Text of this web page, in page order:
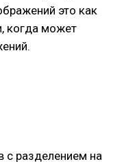
это как
когда может
с разделением на